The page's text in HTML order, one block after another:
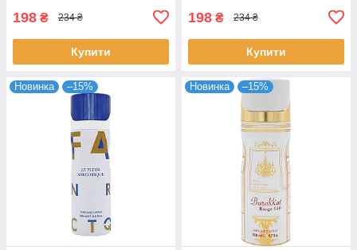
198 ₴ 234 ₴
Купити
198 ₴ 234 ₴
Купити
Новинка –15% Новинка –15%